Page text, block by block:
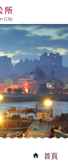
首頁